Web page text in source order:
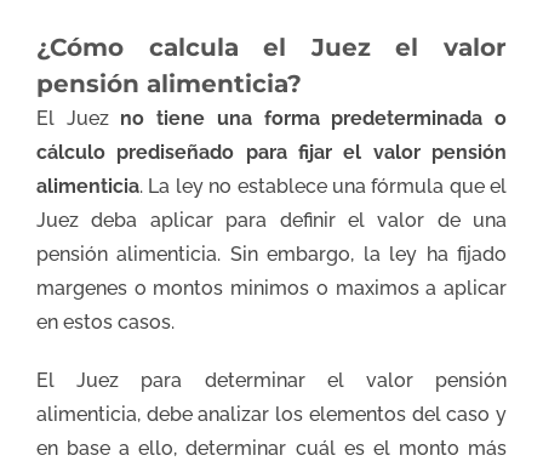
¿Cómo calcula el Juez el valor
pensión alimenticia?
El Juez no tiene una forma predeterminada o
cálculo prediseñado para fijar el valor pensión
alimenticia. La ley no establece una fórmula que el
Juez deba aplicar para definir el valor de una
pensión alimenticia. Sin embargo, la ley ha fijado
margenes o montos minimos o maximos a aplicar
en estos casos.
El Juez para determinar el valor pensión
alimenticia, debe analizar los elementos del caso y
en base a ello, determinar cuál es el monto más